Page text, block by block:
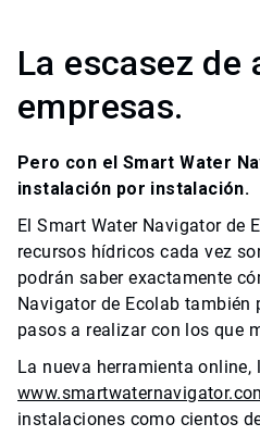
La escasez de
empresas.
Pero con el Smart Water
instalación por instalación.
El Smart Water Navigator de
recursos hídricos cada vez
podrán saber exactamente
Navigator de Ecolab
pasos a realizar con los que
La nueva herramienta
instalaciones como cientos